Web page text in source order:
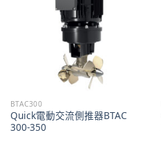
BTAC300
Quick電動交流側推器BTAC
300-350